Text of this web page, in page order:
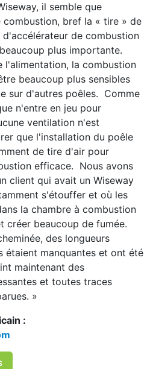
il semble que
bref la « tire » de
d'accélérateur de combustion
plus importante.
l'alimentation, la combustion
beaucoup plus sensibles
sur d'autres poêles. Comme
n'entre en jeu pour
ventilation n'est
que l'installation du poêle
de tire d'air pour
efficace. Nous avons
client qui avait un Wiseway
s'étouffer et où les
la chambre à combustion
créer beaucoup de fumée.
des longueurs
étaient manquantes et ont été
maintenant des
et toutes traces
»
: